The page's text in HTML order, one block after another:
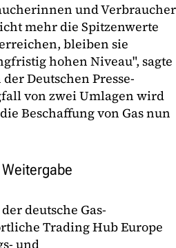
und Verbraucher
mehr die Spitzenwerte
bleiben sie
hohen Niveau", sagte
Deutschen Presse-
von zwei Umlagen wird
Beschaffung von Gas nun
deutsche Gas-
Trading Hub Europe
und